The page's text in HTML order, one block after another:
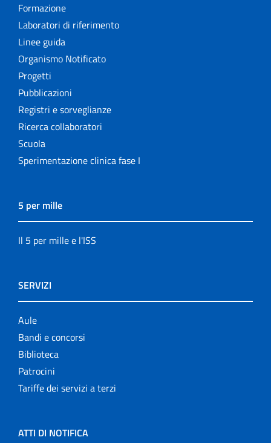
Formazione
Laboratori di riferimento
Linee guida
Organismo Notificato
Progetti
Pubblicazioni
Registri e sorveglianze
Ricerca collaboratori
Scuola
Sperimentazione clinica fase I
5 per mille
Il 5 per mille e l'ISS
SERVIZI
Aule
Bandi e concorsi
Biblioteca
Patrocini
Tariffe dei servizi a terzi
ATTI DI NOTIFICA